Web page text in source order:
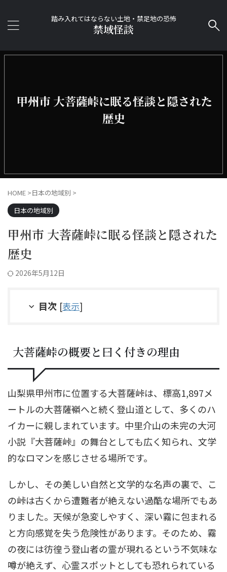
踏み入れてはならない土地・禁足地の恐怖
禁域怪談
HOME >日本の地域別 >
日本の地域別
甲州市 大菩薩峠に眠る怪談と隠された
歴史
2026年5月12日
目次 [表示]
大菩薩峠の概要と曰く付きの理由
山梨県甲州市に位置する大菩薩峠は、標高1,897メ
ートルの大菩薩嶺へと続く登山道として、多くのハ
イカーに親しまれています。中里介山の未完の大河
小説『大菩薩峠』の舞台としても広く知られ、文学
的なロマンを感じさせる場所です。
しかし、その美しい自然と文学的な名声の裏で、こ
の峠は古くから遭難者が絶えない過酷な場所でもあ
りました。天候が急変しやすく、深い霧に包まれる
と方向感覚を失う危険性があります。そのため、霧
の夜には彷徨う登山者の霊が現れるという不気味な
噂が絶えず、心霊スポットとしても恐れられている